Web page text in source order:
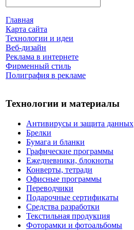
Главная
Карта сайта
Технологии и идеи
Веб-дизайн
Реклама в интернете
Фирменный стиль
Полиграфия в рекламе
Технологии и материалы
Антивирусы и защита данных
Брелки
Бумага и бланки
Графические программы
Ежедневники, блокноты
Конверты, тетради
Офисные программы
Переводчики
Подарочные сертификаты
Средства разработки
Текстильная продукция
Фоторамки и фотоальбомы